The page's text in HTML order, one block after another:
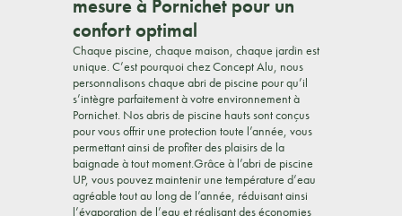
mesure à Pornichet pour un
confort optimal
Chaque piscine, chaque maison, chaque jardin est
unique. C’est pourquoi chez Concept Alu, nous
personnalisons chaque abri de piscine pour qu’il
s’intègre parfaitement à votre environnement à
Pornichet. Nos abris de piscine hauts sont conçus
pour vous offrir une protection toute l’année, vous
permettant ainsi de profiter des plaisirs de la
baignade à tout moment.Grâce à l’abri de piscine
UP, vous pouvez maintenir une température d’eau
agréable tout au long de l’année, réduisant ainsi
l’évaporation de l’eau et réalisant des économies